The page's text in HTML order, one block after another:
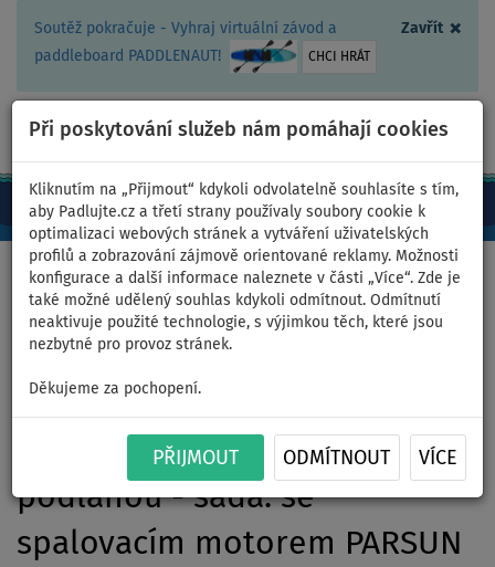
Zavřít ×
Soutěž pokračuje - Vyhraj virtuální závod a
paddleboard PADDLENAUT!
CHCI HRÁT
Při poskytování služeb nám pomáhají cookies
Kliknutím na „Přijmout“ kdykoli odvolatelně souhlasíte s tím,
aby Padlujte.cz a třetí strany používaly soubory cookie k
optimalizaci webových stránek a vytváření uživatelských
profilů a zobrazování zájmově orientované reklamy. Možnosti
konfigurace a další informace naleznete v části „Více“. Zde je
také možné udělený souhlas kdykoli odmítnout. Odmítnutí
neaktivuje použité technologie, s výjimkou těch, které jsou
nezbytné pro provoz stránek.
Děkujeme za pochopení.
PŘIJMOUT ODMÍTNOUT VÍCE
CZ/Kč +420 467 409 090 0ks
Domů >Čluny a motory
Člun GLADIATOR CLASSIC
B330AL black turquise -
nafukovací člun s hliníkovou
podlahou - sada: se
spalovacím motorem PARSUN